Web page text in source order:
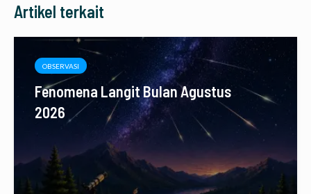
Artikel terkait
OBSERVASI
Fenomena Langit Bulan Agustus
2026